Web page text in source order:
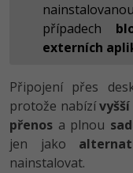
případech
externích
Připojení přes
protože nabízí
přenos a plnou
jen jako
nainstalovat.